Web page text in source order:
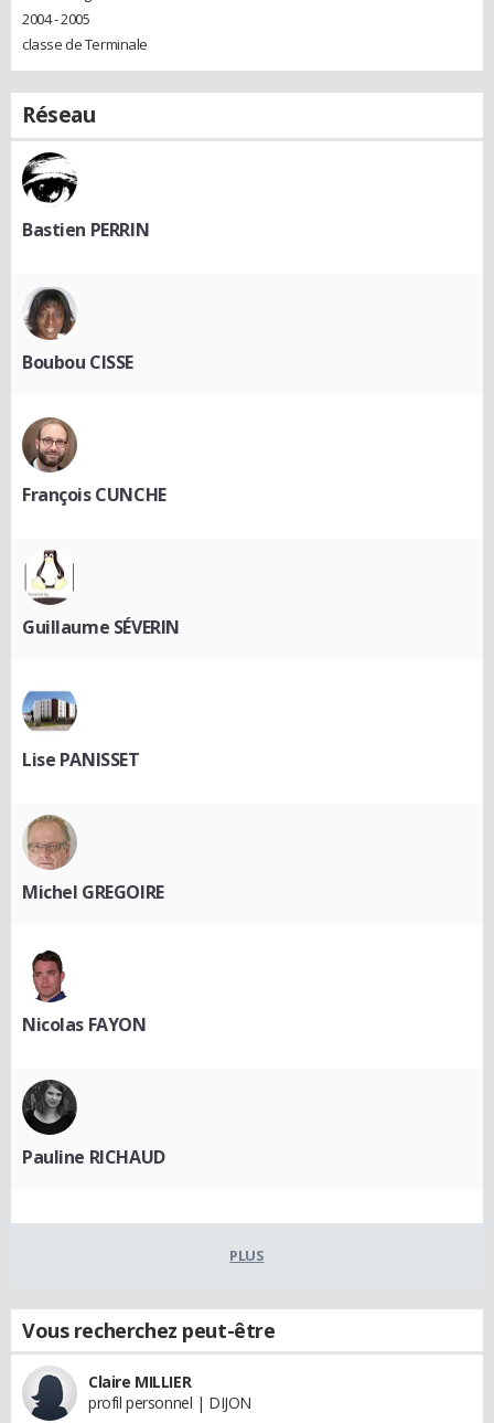
2004 - 2005
classe de Terminale
Réseau
Bastien PERRIN
Boubou CISSE
François CUNCHE
Guillaume SÉVERIN
Lise PANISSET
Michel GREGOIRE
Nicolas FAYON
Pauline RICHAUD
PLUS
Vous recherchez peut-être
Claire MILLIER
profil personnel | DIJON